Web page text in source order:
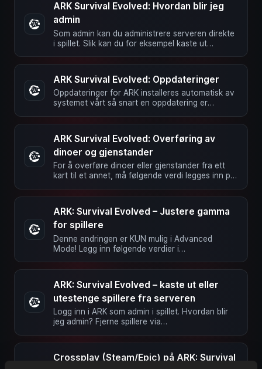
ARK Survival Evolved: Hvordan blir jeg
admin
Som admin kan du administrere serveren direkte
i spillet. Slik kan du for eksempel kaste ut
ARK Survival Evolved: Oppdateringer
Oppdateringer for ARK installeres automatisk av
systemet vårt så snart en oppdatering er
ARK Survival Evolved: Overføring av
dinoer og gjenstander
For å overføre dinoer eller gjenstander fra ett
kart til et annet, må følgende verdi legges inn på
ARK: Survival Evolved – Justere gamma
for spillere
Denne endringen er KUN mulig i Advanced
Mode! Legg inn følgende verdier i
…
ARK: Survival Evolved – kaste ut eller
utestenge spillere fra serveren
Logg inn i ARK som admin i spillet. Hvordan blir
jeg admin? Fjerne spillere via
Crossplay (Steam/Epic) på ARK: Survival